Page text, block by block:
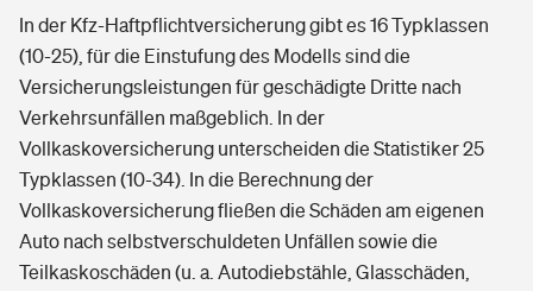
In der Kfz-Haftpflichtversicherung gibt es 16 Typklassen
(10-25), für die Einstufung des Modells sind die
Versicherungsleistungen für geschädigte Dritte nach
Verkehrsunfällen maßgeblich. In der
Vollkaskoversicherung unterscheiden die Statistiker 25
Typklassen (10-34). In die Berechnung der
Vollkaskoversicherung fließen die Schäden am eigenen
Auto nach selbstverschuldeten Unfällen sowie die
Teilkaskoschäden (u. a. Autodiebstähle, Glasschäden,